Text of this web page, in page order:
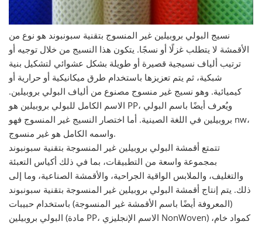
نسيج البولي بروبيلين غير المنسوج بتقنية سبونبوند هو نوع من
الأقمشة لا يتطلب غزلًا أو نسجًا. يتكون هذا النسيج من خلال توجيه أو
ترتيب ألياف نسيجية قصيرة أو طويلة بشكل عشوائي لتشكيل بنية
شبكية، ثم يتم تعزيزها باستخدام طرق ميكانيكية أو حرارية أو
كيميائية. وهو نسيج غير منسوج مصنوع من ألياف البولي بروبيلين.
الاسم الكامل للبولي بروبيلين هو PP، ويُعرف أيضًا باسم البولي
بروبيلين في اللغة الصينية. أما اختصار النسيج غير المنسوج فهو nw،
واسمه الكامل هو غير منسوج.
تتمتع أقمشة البولي بروبيلين غير المنسوجة بتقنية سبونبوند
بمجموعة واسعة من التطبيقات، بما في ذلك أكياس التعبئة
والتغليف، والملابس الواقية الجراحية، والأقمشة الصناعية، وما إلى
ذلك. يتم إنتاج أقمشة البولي بروبيلين غير المنسوجة بتقنية سبونبوند
(المعروفة أيضًا باسم الأقمشة غير المنسوجة) باستخدام حبيبات
البولي بروبيلين (مادة PP، الاسم الإنجليزي NonWoven) كمواد خام،